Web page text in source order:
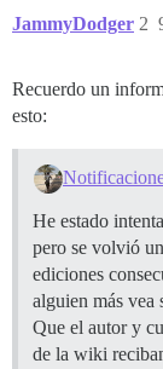
JammyDodger 2
Recuerdo un
esto:
He estado
pero se volvió
ediciones
alguien más vea
Que el autor y
de la wiki